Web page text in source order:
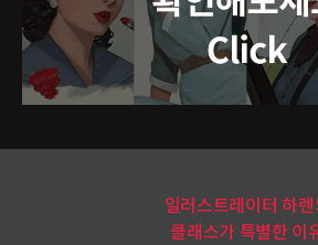
일러스트레이터 하렌
클래스가 특별한 이